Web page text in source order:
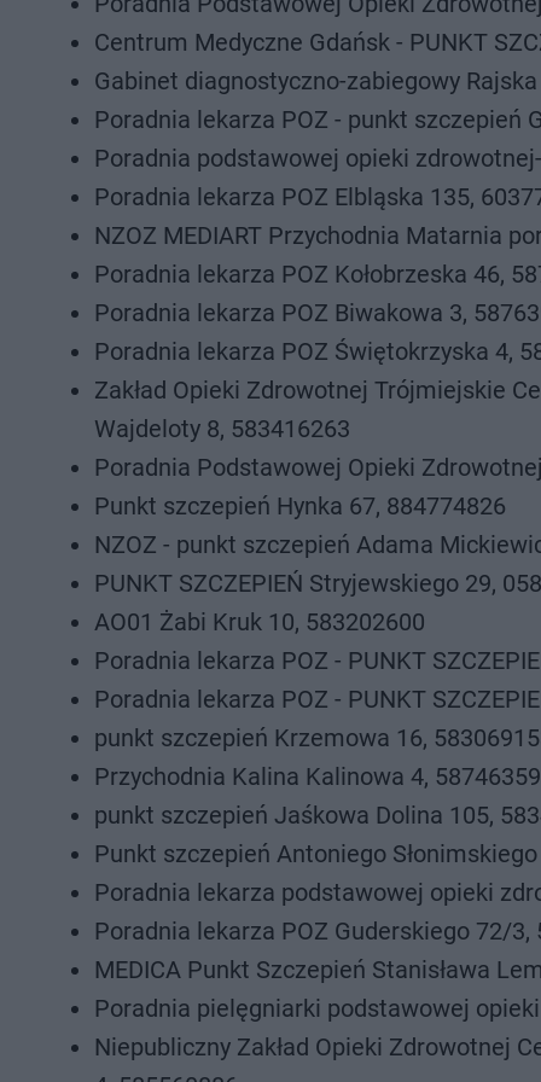
Centrum Medyczne Gdańsk - PUNKT
Gabinet diagnostyczno-zabiegowy
Poradnia lekarza POZ - punkt szczepień
Poradnia podstawowej opieki
Poradnia lekarza POZ Elbląska 135,
NZOZ MEDIART Przychodnia Matarnia
Poradnia lekarza POZ Kołobrzeska 46,
Poradnia lekarza POZ Biwakowa 3,
Poradnia lekarza POZ Świętokrzyska 4,
Zakład Opieki Zdrowotnej Trójmiejskie
Wajdeloty 8, 583416263
Poradnia Podstawowej Opieki
Punkt szczepień Hynka 67, 884774826
NZOZ - punkt szczepień Adama
PUNKT SZCZEPIEŃ Stryjewskiego 29,
AO01 Żabi Kruk 10, 583202600
Poradnia lekarza POZ - PUNKT
Poradnia lekarza POZ - PUNKT
punkt szczepień Krzemowa 16,
Przychodnia Kalina Kalinowa 4,
punkt szczepień Jaśkowa Dolina 105,
Punkt szczepień Antoniego
Poradnia lekarza podstawowej opieki
Poradnia lekarza POZ Guderskiego 72/3,
MEDICA Punkt Szczepień Stanisława
Poradnia pielęgniarki podstawowej
Niepubliczny Zakład Opieki Zdrowotnej